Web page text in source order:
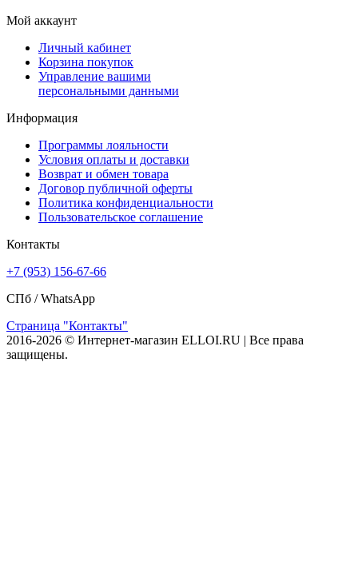
Мой аккаунт
Личный кабинет
Корзина покупок
Управление вашими
персональными данными
Информация
Программы лояльности
Условия оплаты и доставки
Возврат и обмен товара
Договор публичной оферты
Политика конфиденциальности
Пользовательское соглашение
Контакты
+7 (953) 156-67-66
СПб /WhatsApp
Страница "Контакты"
2016-2026 © Интернет-магазин ELLOI.RU | Все права
защищены.